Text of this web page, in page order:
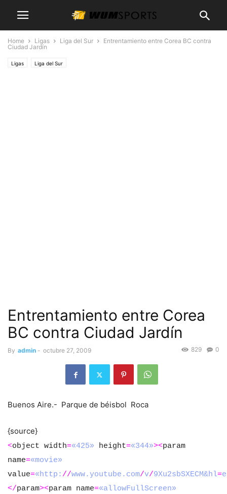
Home Ligas Liga del Sur
Entrentamiento entre Corea BC contra
Ciudad Jardín
Ligas Liga del Sur
Entrentamiento entre Corea
BC contra Ciudad Jardín
By admin - octubre 27, 2009 0
829
Buenos Aire.- Parque de béisbol Roca
{source}
<object width=«425» height=«344»><param
name=«movie»
value=«http: //www.youtube.com/v/9Xu2sbSXECM&hl=
</param><param name=«allowFullScreen»